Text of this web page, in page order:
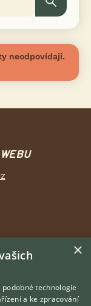
neodpovídají.
×
technologie
a ke zpracování